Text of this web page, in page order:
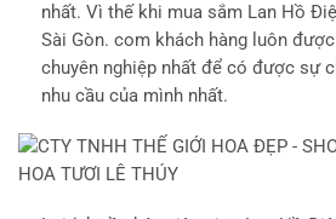
nhất. Vì thế khi mua sắm Lan Hồ
Sài Gòn. com khách hàng luôn
chuyên nghiệp nhất để có được sự
nhu cầu của mình nhất.